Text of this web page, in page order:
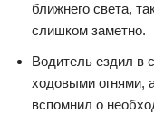
ближнего света,
слишком заметно.
Водитель ездил в
ходовыми огнями,
вспомнил о